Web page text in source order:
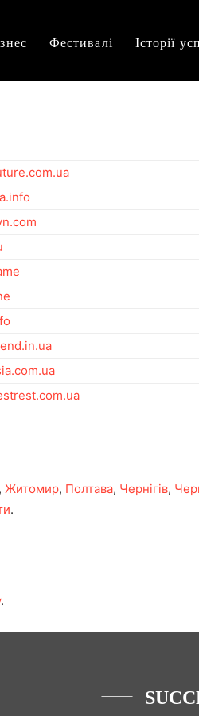
Фестивалі Історії
, Житомир, Полтава, Чернігів,
.
.